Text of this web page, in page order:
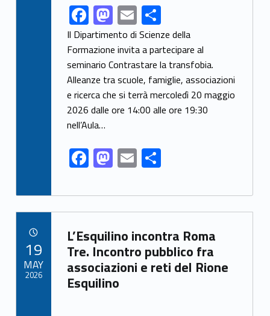
Link identifier share facebook archive #share-link-archive-25112F
ac
e
b
o
o
k
M
as
to
d
o
n
E
m
ai
l
S
h
ar
e
Il Dipartimento di Scienze della
Formazione invita a partecipare al
seminario Contrastare la transfobia.
Alleanze tra scuole, famiglie, associazioni
e ricerca che si terrà mercoledì 20 maggio
2026 dalle ore 14:00 alle ore 19:30
nell’Aula…
F
ac
e
b
o
o
k
M
as
to
d
o
n
E
m
ai
l
S
ar
e
Link identifier archive #link-archive-5486
L’Esquilino incontra Roma
Tre. Incontro pubblico fra
associazioni e reti del Rione
Esquilino
19
MAY
2026